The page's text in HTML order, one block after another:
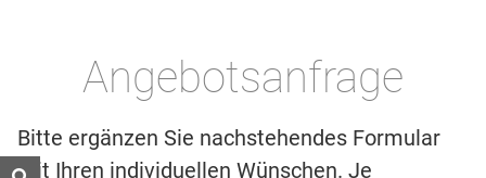
Angebotsanfrage
Bitte ergänzen Sie nachstehendes Formular
mit Ihren individuellen Wünschen. Je